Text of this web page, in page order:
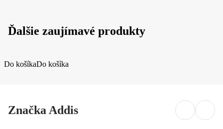
Ďalšie zaujímavé produkty
Do košíkaDo košíka
Značka Addis